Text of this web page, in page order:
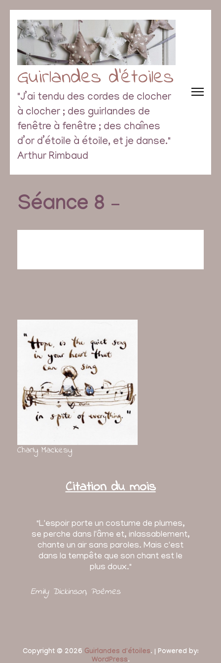
Guirlandes d’étoiles
"J’ai tendu des cordes de clocher
à clocher ; des guirlandes de
fenêtre à fenêtre ; des chaînes
d’or d’étoile à étoile, et je danse."
Arthur Rimbaud
Séance 8 –
Charly Mackesy
Citation du mois
"L'espoir porte un costume de plumes,
se perche dans l'âme et, inlassablement,
chante un air sans paroles. Mais c'est
dans la tempête que son chant est le
plus doux."
Emily Dickinson, Poèmes
Copyright © 2026 Guirlandes d'étoiles. | Powered by:
WordPress.